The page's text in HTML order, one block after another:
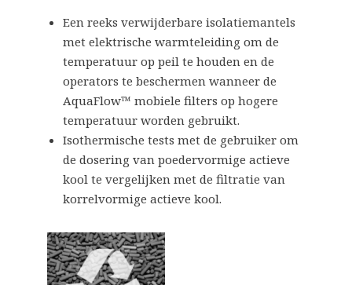
Een reeks verwijderbare isolatiemantels
met elektrische warmteleiding om de
temperatuur op peil te houden en de
operators te beschermen wanneer de
AquaFlow™ mobiele filters op hogere
temperatuur worden gebruikt.
Isothermische tests met de gebruiker om
de dosering van poedervormige actieve
kool te vergelijken met de filtratie van
korrelvormige actieve kool.